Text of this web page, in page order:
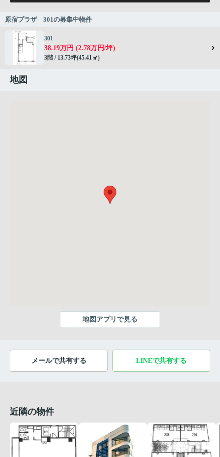
原宿プラザ 301の募集中物件
301
38.19万円 (2.78万円/坪)
3階 / 13.73坪(45.41㎡)
地図
地図アプリで見る
メールで共有する LINEで共有する
近隣の物件